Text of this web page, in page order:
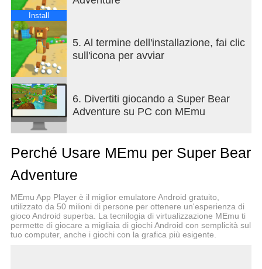
Install
5. Al termine dell'installazione, fai clic
sull'icona per avviar
6. Divertiti giocando a Super Bear
Adventure su PC con MEmu
Perché Usare MEmu per Super Bear
Adventure
MEmu App Player è il miglior emulatore Android gratuito,
utilizzato da 50 milioni di persone per ottenere un'esperienza di
gioco Android superba. La tecnilogia di virtualizzazione MEmu ti
permette di giocare a migliaia di giochi Android con semplicità sul
tuo computer, anche i giochi con la grafica più esigente.